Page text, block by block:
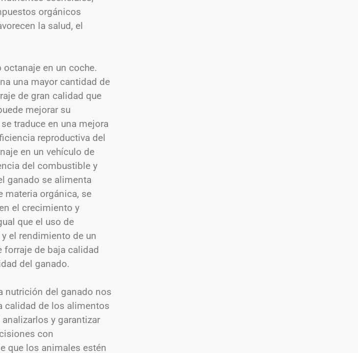
orgánicos
la salud, el
en un coche.
una mayor cantidad de
de gran calidad que
mejorar su
traduce en una mejora
reproductiva del
en un vehículo de
del combustible y
ganado se alimenta
materia orgánica, se
el crecimiento y
que el uso de
el rendimiento de un
de baja calidad
del ganado.
nutrición del ganado nos
calidad de los alimentos
y garantizar
con
que los animales estén